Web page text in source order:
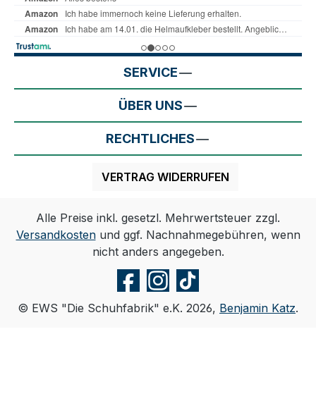
SERVICE
ÜBER UNS
RECHTLICHES
VERTRAG WIDERRUFEN
Alle Preise inkl. gesetzl. Mehrwertsteuer zzgl.
Versandkostenund ggf. Nachnahmegebühren, wenn
nicht anders angegeben.
© EWS "Die Schuhfabrik" e.K. 2026, Benjamin Katz.